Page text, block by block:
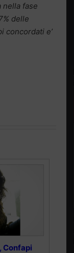
nella fase
delle
concordati e’
Confapi